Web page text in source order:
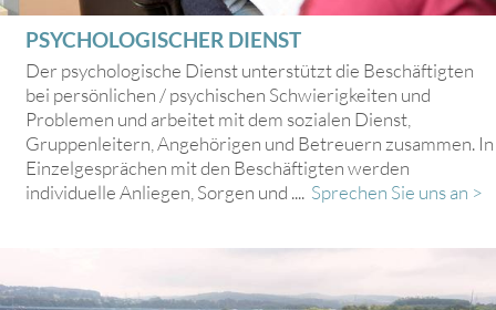
PSYCHOLOGISCHER DIENST
Der psychologische Dienst unterstützt die Beschäftigten
bei persönlichen / psychischen Schwierigkeiten und
Problemen und arbeitet mit dem sozialen Dienst,
Gruppenleitern, Angehörigen und Betreuern zusammen. In
Einzelgesprächen mit den Beschäftigten werden
individuelle Anliegen, Sorgen und .... Sprechen Sie uns an >